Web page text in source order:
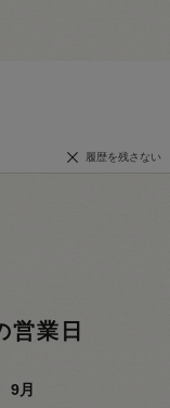
履歴を残さない
営業日
9月